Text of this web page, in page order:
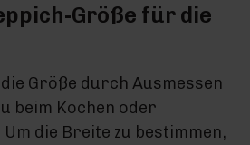
Größe für die
Größe durch Ausmessen
beim Kochen oder
die Breite zu bestimmen,